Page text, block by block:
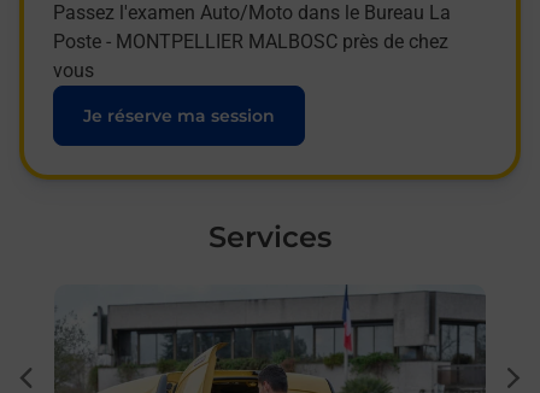
Passez l'examen Auto/Moto dans le Bureau La
Poste - MONTPELLIER MALBOSC près de chez
vous
Je réserve ma session
Services
En savoir plus